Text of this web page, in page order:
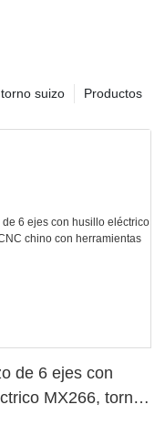
Productos
torno suizo
de 6 ejes con
MX266, torno